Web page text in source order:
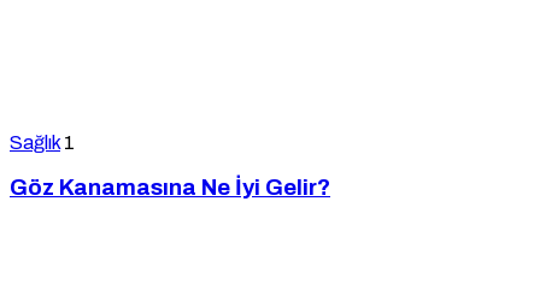
Sağlık 1
Göz Kanamasına Ne İyi Gelir?